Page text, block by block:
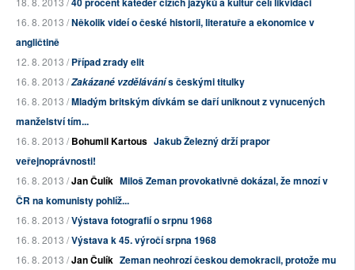
16. 8. 2013 /Několik videí o české historii, literatuře a ekonomice v
angličtině
12. 8. 2013 /Případ zrady elit
16. 8. 2013 /Zakázané vzdělávánís českými titulky
16. 8. 2013 /Mladým britským dívkám se daří uniknout z vynucených
manželství tím...
16. 8. 2013 /Bohumil Kartous Jakub Železný drží prapor
veřejnoprávnosti!
16. 8. 2013 /Jan Čulík Miloš Zeman provokativně dokázal, že mnozí v
ČR na komunisty pohlíž...
16. 8. 2013 /Výstava fotografií o srpnu 1968
16. 8. 2013 /Výstava k 45. výročí srpna 1968
16. 8. 2013 /Jan Čulík Zeman neohrozí českou demokracii, protože mu